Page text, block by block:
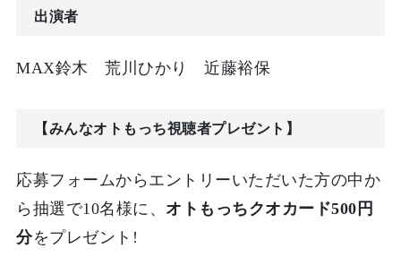
出演者
MAX鈴木 荒川ひかり 近藤裕保
【みんなオトもっち視聴者プレゼント】
応募フォームからエントリーいただいた方の中か
ら抽選で10名様に、 オトもっちクオカード500円
分をプレゼント!